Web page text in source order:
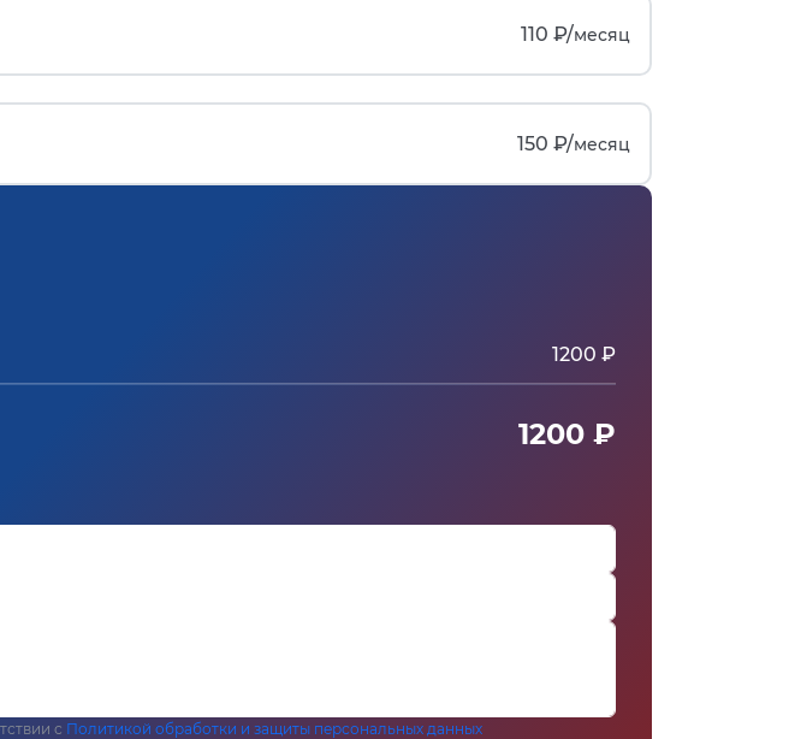
110 ₽/месяц
150 ₽/месяц
1200 ₽
1200 ₽
с Политикой обработки и защиты персональных данных